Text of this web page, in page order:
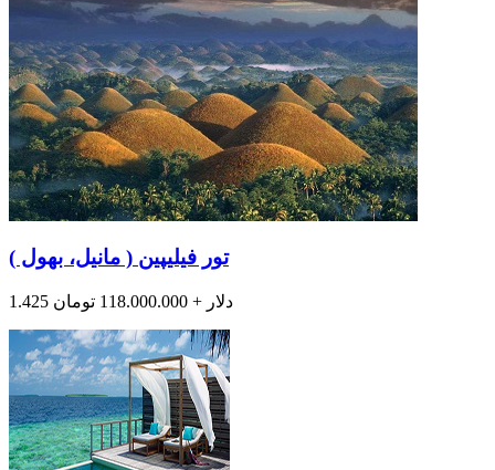
تور فیلیپین ( مانیل، بهول )
1.425 دلار + 118.000.000 تومان